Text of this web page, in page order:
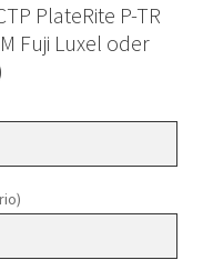
PlateRite P-TR
Fuji Luxel oder